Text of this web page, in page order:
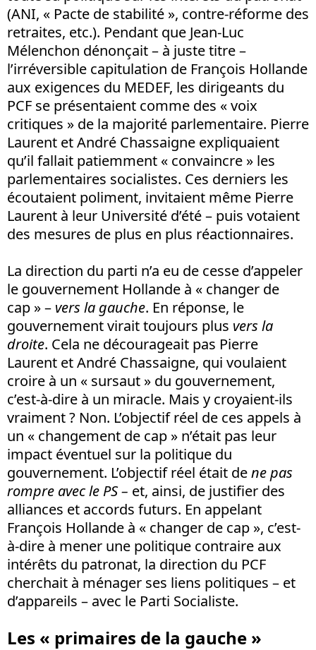
(ANI, « Pacte de stabilité », contre-réforme des
retraites, etc.). Pendant que Jean-Luc
Mélenchon dénonçait – à juste titre –
l’irréversible capitulation de François Hollande
aux exigences du MEDEF, les dirigeants du
PCF se présentaient comme des « voix
critiques » de la majorité parlementaire. Pierre
Laurent et André Chassaigne expliquaient
qu’il fallait patiemment « convaincre » les
parlementaires socialistes. Ces derniers les
écoutaient poliment, invitaient même Pierre
Laurent à leur Université d’été – puis votaient
des mesures de plus en plus réactionnaires.
La direction du parti n’a eu de cesse d’appeler
le gouvernement Hollande à « changer de
cap » – vers la gauche. En réponse, le
gouvernement virait toujours plus vers la
droite. Cela ne décourageait pas Pierre
Laurent et André Chassaigne, qui voulaient
croire à un « sursaut » du gouvernement,
c’est-à-dire à un miracle. Mais y croyaient-ils
vraiment ? Non. L’objectif réel de ces appels à
un « changement de cap » n’était pas leur
impact éventuel sur la politique du
gouvernement. L’objectif réel était dene pas
rompre avec le PS – et, ainsi, de justifier des
alliances et accords futurs. En appelant
François Hollande à « changer de cap », c’est-
à-dire à mener une politique contraire aux
intérêts du patronat, la direction du PCF
cherchait à ménager ses liens politiques – et
d’appareils – avec le Parti Socialiste.
Les « primaires de la gauche »